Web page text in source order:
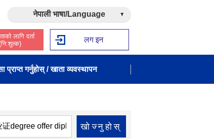
नेपाली भाषा/Language
लागि दर्ता
लग इन
प्राप्त गर्नुहोस् / खाता व्यवस्थापन
खोज्नुहोस्